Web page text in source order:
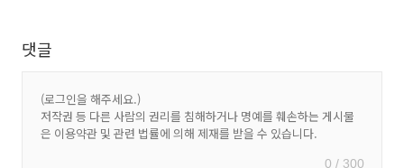
댓글
0 / 300